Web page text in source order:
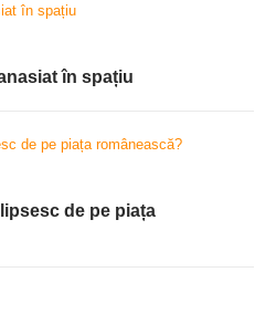
în spațiu
de pe piața